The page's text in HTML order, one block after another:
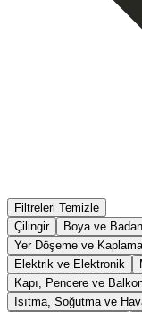
Filtreleri Temizle
Çilingir
Boya ve
Yer Döşeme ve Kaplama
Elektrik ve Elektronik
Kapı, Pencere ve
Isıtma, Soğutma ve